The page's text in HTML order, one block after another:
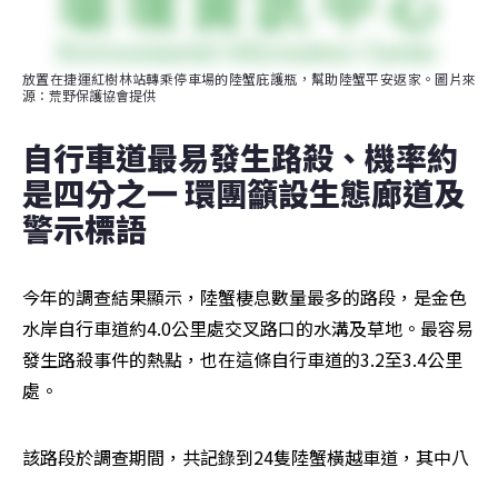
放置在捷運紅樹林站轉乘停車場的陸蟹庇護瓶，幫助陸蟹平安返家。圖片來
源：荒野保護協會提供
自行車道最易發生路殺、機率約
是四分之一 環團籲設生態廊道及
警示標語
今年的調查結果顯示，陸蟹棲息數量最多的路段，是金色
水岸自行車道約4.0公里處交叉路口的水溝及草地。最容易
發生路殺事件的熱點，也在這條自行車道的3.2至3.4公里
處。
該路段於調查期間，共記錄到24隻陸蟹橫越車道，其中八